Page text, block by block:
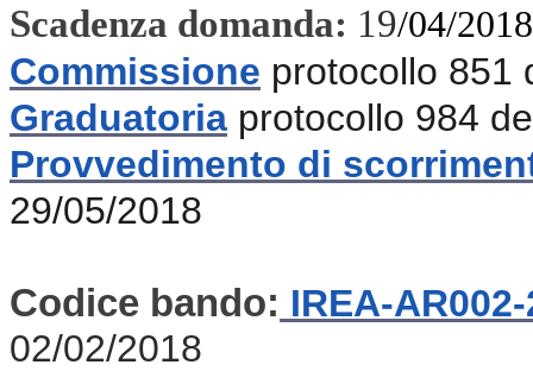
Scadenza domanda: 19/04/2018
Commissione protocollo 851
Graduatoria protocollo 984
Provvedimento di
29/05/2018
Codice bando: IREA-
02/02/2018